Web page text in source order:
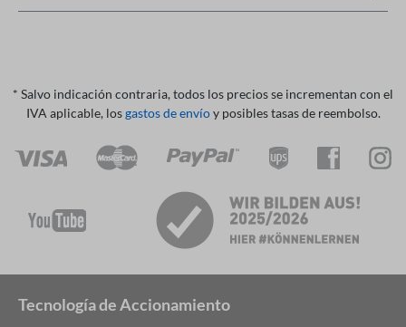
* Salvo indicación contraria, todos los precios se incrementan con el
IVA aplicable, losgastos de envíoy posibles tasas de reembolso.
Tecnología de Accionamiento